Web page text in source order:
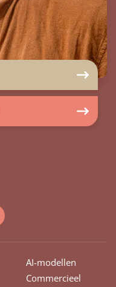
AI-modellen
Commercieel